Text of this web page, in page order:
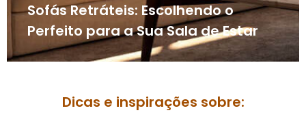
Sofás Retráteis: Escolhendo o
Perfeito para a Sua Sala de Estar
Dicas e inspirações sobre: